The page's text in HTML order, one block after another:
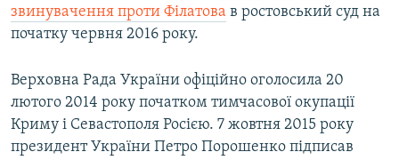
звинувачення проти Філатова в ростовський суд на
початку червня 2016 року.
Верховна Рада України офіційно оголосила 20
лютого 2014 року початком тимчасової окупації
Криму і Севастополя Росією. 7 жовтня 2015 року
президент України Петро Порошенко підписав